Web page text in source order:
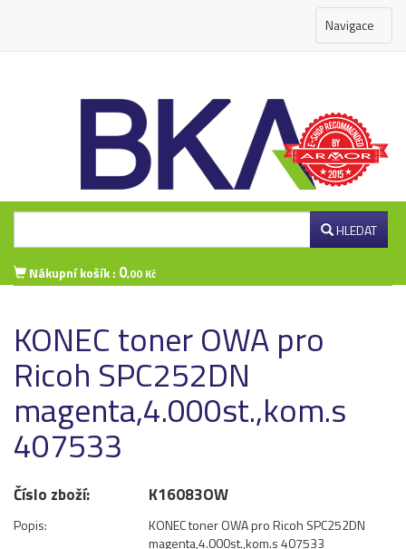
Navigace
HLEDAT
Nákupní košík : 0,00 Kč
Přihlásit se
Výrobci
KONEC toner OWA pro
Ricoh SPC252DN
magenta,4.000st.,kom.s
407533
Číslo zboží: K16083OW
Popis:
KONEC toner OWA pro Ricoh SPC252DN
magenta,4.000st.,kom.s 407533